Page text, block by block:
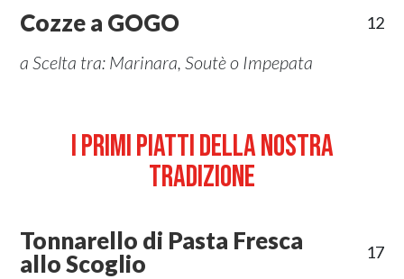
Cozze a GOGO 12
a Scelta tra: Marinara, Soutè o Impepata
I PRIMI PIATTI DELLA NOSTRA
TRADIZIONE
Tonnarello di Pasta Fresca
allo Scoglio
17